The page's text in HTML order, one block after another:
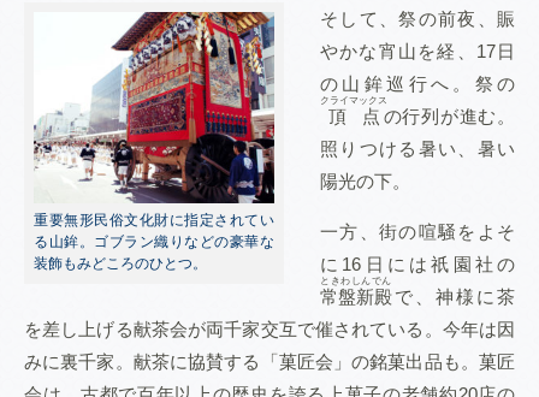
重要無形民俗文化財に指定されてい
る山鉾。ゴブラン織りなどの豪華な
装飾もみどころのひとつ。
そして、祭の前夜、賑
やかな宵山を経、17日
の山鉾巡行へ。祭の
頂点
クライマックス
の行列が進む。
照りつける暑い、暑い
陽光の下。
一方、街の喧騒をよそ
に16日には祇園社の
常盤新殿
ときわしんでん
で、神様に茶
を差し上げる献茶会が両千家交互で催されている。今年は因
みに裏千家。献茶に協賛する「菓匠会」の銘菓出品も。菓匠